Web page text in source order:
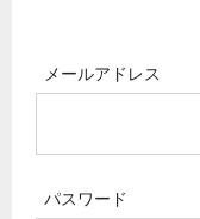
メールアドレス
パスワード